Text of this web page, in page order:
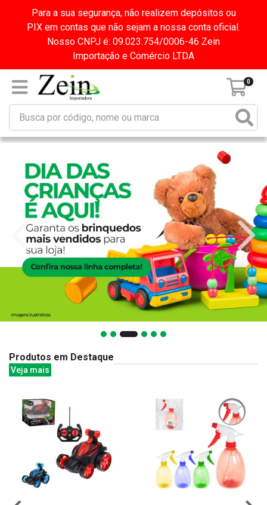
Para a sua segurança, não realizem depósitos ou
PIX em contas que não sejam a nossa conta oficial.
Nosso CNPJ é: 09.023.754/0006-46 Zein
Importação e Comércio LTDA
0
Produtos em Destaque
Veja mais